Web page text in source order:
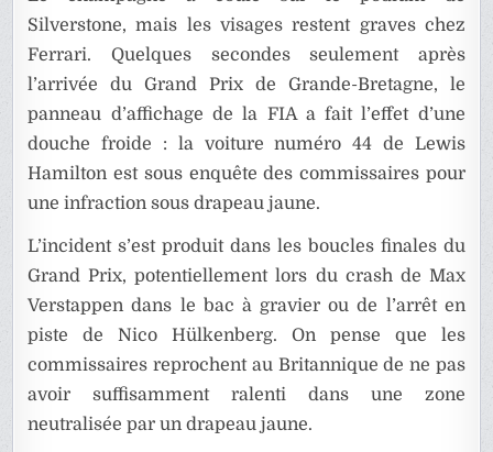
Silverstone, mais les visages restent graves chez
Ferrari. Quelques secondes seulement après
l’arrivée du Grand Prix de Grande-Bretagne, le
panneau d’affichage de la FIA a fait l’effet d’une
douche froide : la voiture numéro 44 de Lewis
Hamilton est sous enquête des commissaires pour
une infraction sous drapeau jaune.
L’incident s’est produit dans les boucles finales du
Grand Prix, potentiellement lors du crash de Max
Verstappen dans le bac à gravier ou de l’arrêt en
piste de Nico Hülkenberg. On pense que les
commissaires reprochent au Britannique de ne pas
avoir suffisamment ralenti dans une zone
neutralisée par un drapeau jaune.